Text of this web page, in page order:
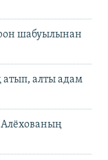
шабуылынан
атып, алты адам